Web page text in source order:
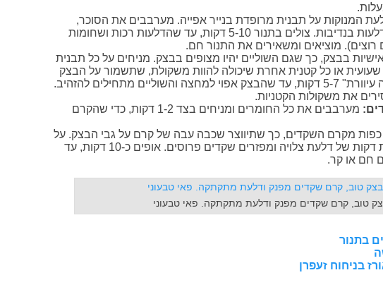
המנוקות על תבנית מרופדת בנייר אפייה. מערבבים את הסוכר,
הקינמון וההל וזורים על הדלעות בנדיבות. צולים בתנור 5-10 דקות, עד שהדלעות רכות ושחומות
מוציאים ומשאירים את התנור חם.
פאי אישיות בבצק, כך שגם השוליים יהיו מצופים בבצק. מניחים על כל תבנית
שעועית או כל קטנית אחרת שיכולה להוות משקולת, שתשמור על הבצק
שלא יתנפח. אופים "אפייה עיוורת" 5-7 דקות, עד שהבצק אפוי למחצה והשוליים מתחילים להזהיב.
את משקולות הקטניות.
מערבבים את כל החומרים ומניחים בצד 1-2 דקות, כדי שהקרם
+ מניחים בכל תבנית כ-2 כפות מקרם השקדים, כך שתיווצר שכבה עבה של קרם על גבי הבצק. על
הקרם מניחים 3-4 פרוסות דקות של דלעת צלויה ומפזרים שקדים פרוסים. אופים כ-10 דקות, עד
חם או קר.
טוב, קרם שקדים מפנק ודלעת מתקתקה. פאי טבעוני
בתנור
בניחוח זעפרן